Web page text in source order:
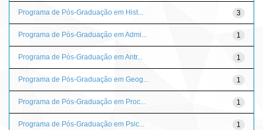
3
Programa de Pós-Graduação em Hist...
1
Programa de Pós-Graduação em Admi...
1
Programa de Pós-Graduação em Antr...
1
Programa de Pós-Graduação em Geog...
1
Programa de Pós-Graduação em Proc...
1
Programa de Pós-Graduação em Psic...